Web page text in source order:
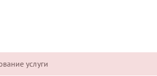
услуги